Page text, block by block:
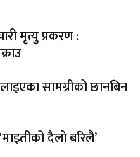
मृत्यु प्रकरण :
सामग्रीको छानबिन
दैलो बरिलै’